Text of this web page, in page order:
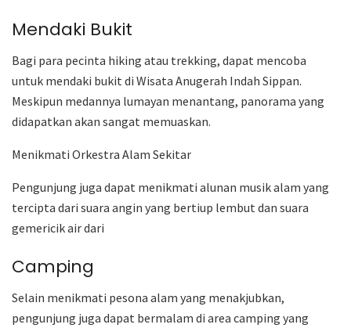
Mendaki Bukit
Bagi para pecinta hiking atau trekking, dapat mencoba
untuk mendaki bukit di Wisata Anugerah Indah Sippan.
Meskipun medannya lumayan menantang, panorama yang
didapatkan akan sangat memuaskan.
Menikmati Orkestra Alam Sekitar
Pengunjung juga dapat menikmati alunan musik alam yang
tercipta dari suara angin yang bertiup lembut dan suara
gemericik air dari
Camping
Selain menikmati pesona alam yang menakjubkan,
pengunjung juga dapat bermalam di area camping yang